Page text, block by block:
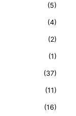
(5)
(4)
(2)
(1)
(37)
(11)
(16)